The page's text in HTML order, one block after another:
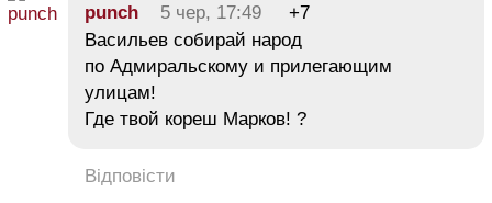
punch 5 чер, 17:49
+7
Васильев собирай народ
по Адмиральскому и прилегающим
улицам!
Где твой кореш Марков! ?
Відповісти